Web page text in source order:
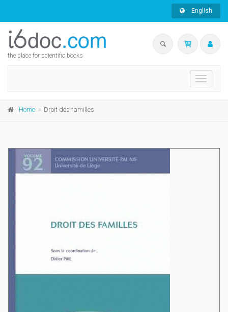
English
the place for scientific books
Toggle
Home Droit des familles